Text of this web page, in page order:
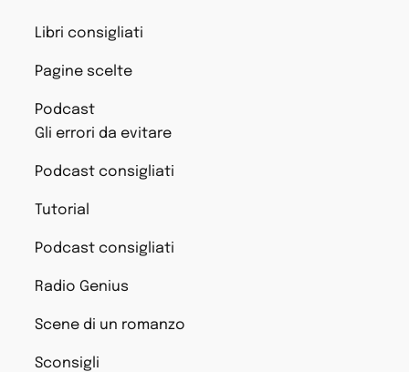
Libri consigliati
Pagine scelte
Podcast
Gli errori da evitare
Podcast consigliati
Tutorial
Podcast consigliati
Radio Genius
Scene di un romanzo
Sconsigli